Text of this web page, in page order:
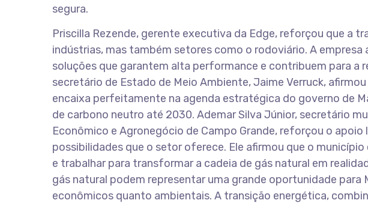
segura.
Priscilla Rezende, gerente executiva da Edge, reforçou que a
indústrias, mas também setores como o rodoviário. A empresa
soluções que garantem alta performance e contribuem para a
secretário de Estado de Meio Ambiente, Jaime Verruck,
encaixa perfeitamente na agenda estratégica do governo de
de carbono neutro até 2030. Ademar Silva Júnior, secretário
Econômico e Agronegócio de Campo Grande, reforçou o
possibilidades que o setor oferece. Ele afirmou que o
e trabalhar para transformar a cadeia de gás natural em
gás natural podem representar uma grande oportunidade
econômicos quanto ambientais. A transição energética,